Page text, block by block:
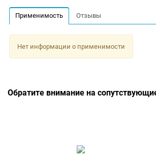
Применимость Отзывы
Нет информации о применимости
Обратите внимание на